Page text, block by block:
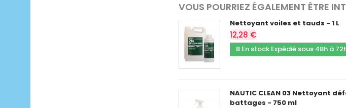
VOUS POURRIEZ ÉGALEMENT ÊTRE
Nettoyant voiles et tauds - 1 L
12,28 €
8 En stock Expédié sous 48h à
NAUTIC CLEAN 03 Nettoyant
battages - 750 ml